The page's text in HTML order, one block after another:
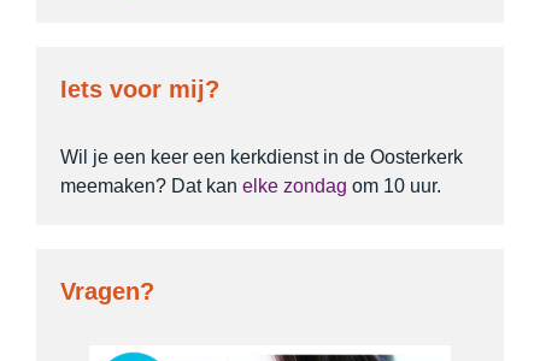
Iets voor mij?
Wil je een keer een kerkdienst in de Oosterkerk
meemaken? Dat kan elke zondag om 10 uur.
Vragen?